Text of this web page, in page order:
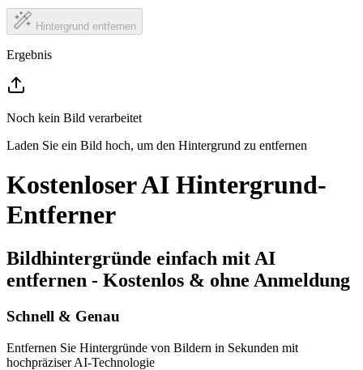
Hintergrund entfernen
Ergebnis
Noch kein Bild verarbeitet
Laden Sie ein Bild hoch, um den Hintergrund zu entfernen
Kostenloser AI Hintergrund-
Entferner
Bildhintergründe einfach mit AI
entfernen - Kostenlos & ohne Anmeldung
Schnell & Genau
Entfernen Sie Hintergründe von Bildern in Sekunden mit
hochpräziser AI-Technologie